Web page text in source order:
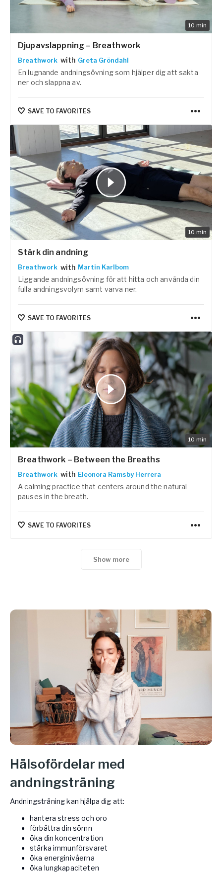
10 min
Djupavslappning – Breathwork
Breathwork with Greta Gröndahl
En lugnande andningsövning som hjälper dig att sakta
ner och slappna av.
SAVE TO FAVORITES
10 min
Stärk din andning
Breathwork with Martin Karlbom
Liggande andningsövning för att hitta och använda din
fulla andningsvolym samt varva ner.
SAVE TO FAVORITES
10 min
Breathwork – Between the Breaths
Breathwork with Eleonora Ramsby Herrera
A calming practice that centers around the natural
pauses in the breath.
SAVE TO FAVORITES
Show more
Hälsofördelar med
andningsträning
Andningsträning kan hjälpa dig att:
hantera stress och oro
förbättra din sömn
öka din koncentration
stärka immunförsvaret
öka energinivåerna
öka lungkapaciteten